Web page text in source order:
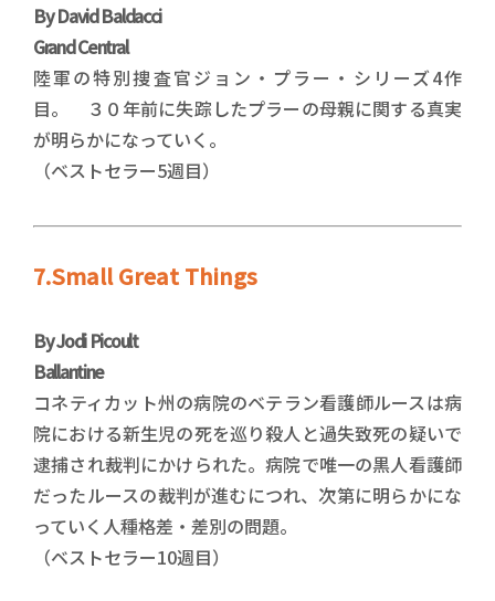
By David Baldacci
Grand Central
陸軍の特別捜査官ジョン・プラー・シリーズ4作
目。 ３０年前に失踪したプラーの母親に関する真実
が明らかになっていく。
（ベストセラー5週目）
7.Small Great Things
By Jodi Picoult
Ballantine
コネティカット州の病院のベテラン看護師ルースは病
院における新生児の死を巡り殺人と過失致死の疑いで
逮捕され裁判にかけられた。病院で唯一の黒人看護師
だったルースの裁判が進むにつれ、次第に明らかにな
っていく人種格差・差別の問題。
（ベストセラー10週目）